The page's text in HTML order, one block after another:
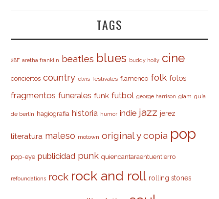
TAGS
28F aretha franklin beatles blues buddy holly cine
conciertos country elvis festivales flamenco folk fotos
fragmentos funerales funk futbol george harrison glam guía
de berlín hagiografia historia humor indie jazz jerez
literatura maleso motown original y copia pop
pop-eye publicidad punk quiencantaraentuentierro
refoundations rock rock and roll rolling stones